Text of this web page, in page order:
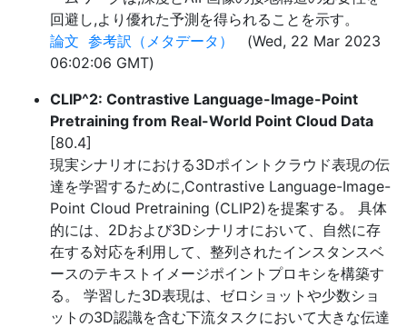
回避し,より優れた予測を得られることを示す。
論文 参考訳（メタデータ）
(Wed, 22 Mar 2023
06:02:06 GMT)
CLIP^2: Contrastive Language-Image-Point
Pretraining from Real-World Point Cloud Data
[80.4]
現実シナリオにおける3Dポイントクラウド表現の伝
達を学習するために,Contrastive Language-Image-
Point Cloud Pretraining (CLIP2)を提案する。 具体
的には、2Dおよび3Dシナリオにおいて、自然に存
在する対応を利用して、整列されたインスタンスベ
ースのテキストイメージポイントプロキシを構築す
る。 学習した3D表現は、ゼロショットや少数ショ
ットの3D認識を含む下流タスクにおいて大きな伝達